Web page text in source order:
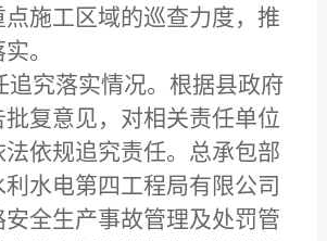
施工区域的巡查力度，推
。
追究落实情况。 根据县政府
复意见，对相关责任单位
依规追究责任。总承包部
水电第四工程局有限公司
全生产事故管理及处罚管